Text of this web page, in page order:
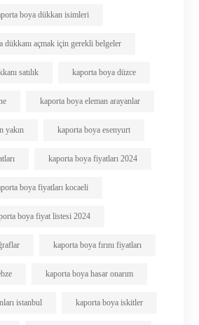
boya dükkan isimleri
dükkanı açmak için gerekli belgeler
satılık kaporta boya düzce
kaporta boya eleman arayanlar
yakın kaporta boya esenyurt
kaporta boya fiyatları 2024
boya fiyatları kocaeli
boya fiyat listesi 2024
kaporta boya fırını fiyatları
kaporta boya hasar onarım
istanbul kaporta boya iskitler